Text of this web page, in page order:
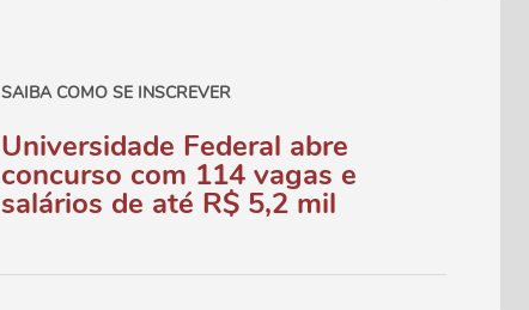
SAIBA COMO SE INSCREVER
Universidade Federal abre
concurso com 114 vagas e
salários de até R$ 5,2 mil